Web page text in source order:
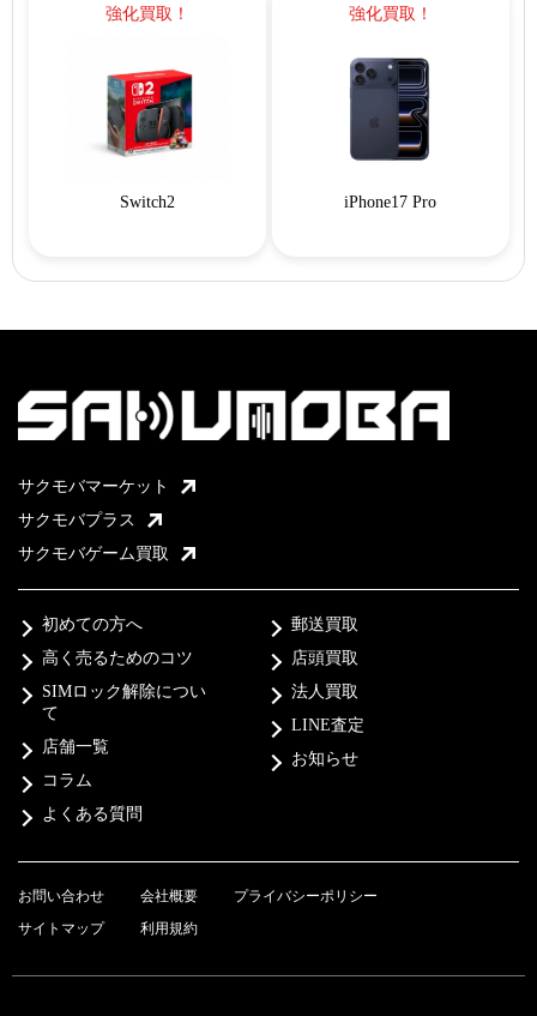
強化買取！
Switch2
強化買取！
iPhone17 Pro
サクモバマーケット
サクモバプラス
サクモバゲーム買取
初めての方へ
高く売るためのコツ
SIMロック解除につい
て
店舗一覧
コラム
よくある質問
郵送買取
店頭買取
法人買取
LINE査定
お知らせ
お問い合わせ 会社概要
プライバシーポリシー
サイトマップ
利用規約